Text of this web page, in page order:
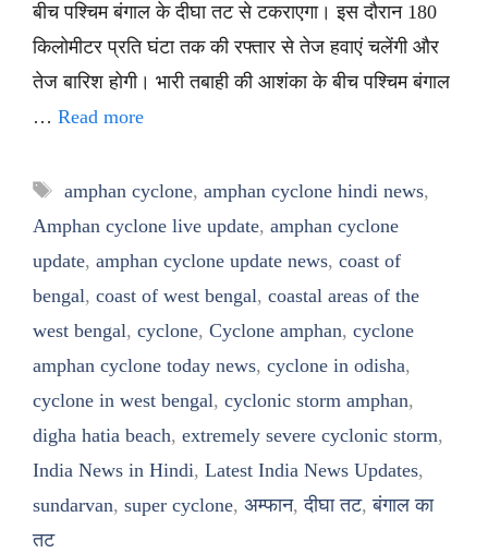
बीच पश्चिम बंगाल के दीघा तट से टकराएगा। इस दौरान 180
किलोमीटर प्रति घंटा तक की रफ्तार से तेज हवाएं चलेंगी और
तेज बारिश होगी। भारी तबाही की आशंका के बीच पश्चिम बंगाल
… Read more
Tags
amphan cyclone, amphan cyclone hindi news,
Amphan cyclone live update, amphan cyclone
update, amphan cyclone update news, coast of
bengal, coast of west bengal, coastal areas of the
west bengal, cyclone, Cyclone amphan, cyclone
amphan cyclone today news, cyclone in odisha,
cyclone in west bengal, cyclonic storm amphan,
digha hatia beach, extremely severe cyclonic storm,
India News in Hindi, Latest India News Updates,
sundarvan, super cyclone, अम्फान,दीघा तट,बंगाल का
तट